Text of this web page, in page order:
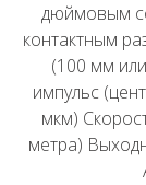
дюймовым
контактным
(100 мм
импульс
мкм)
метра)